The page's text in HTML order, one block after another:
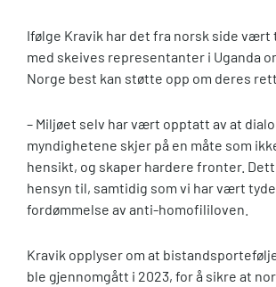
Ifølge Kravik har det fra norsk side
med skeives representanter i Uganda
Norge best kan støtte opp om deres
– Miljøet selv har vært opptatt av at
myndighetene skjer på en måte som
hensikt, og skaper hardere fronter.
hensyn til, samtidig som vi har vært
fordømmelse av anti-homofililoven.
Kravik opplyser om at
ble gjennomgått i 2023, for å sikre at